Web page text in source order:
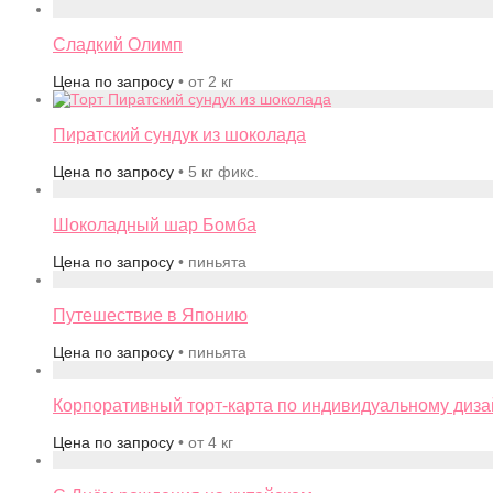
Сладкий Олимп
Цена по запросу • от 2 кг
Пиратский сундук из шоколада
Цена по запросу • 5 кг фикс.
Шоколадный шар Бомба
Цена по запросу • пиньята
Путешествие в Японию
Цена по запросу • пиньята
Корпоративный торт-карта по индивидуальному
Цена по запросу • от 4 кг